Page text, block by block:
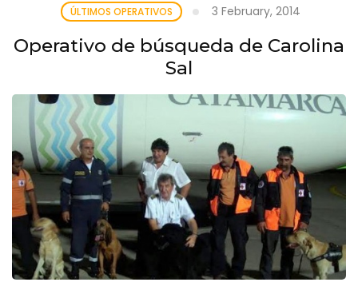
ÚLTIMOS OPERATIVOS 3 February, 2014
Operativo de búsqueda de Carolina
Sal